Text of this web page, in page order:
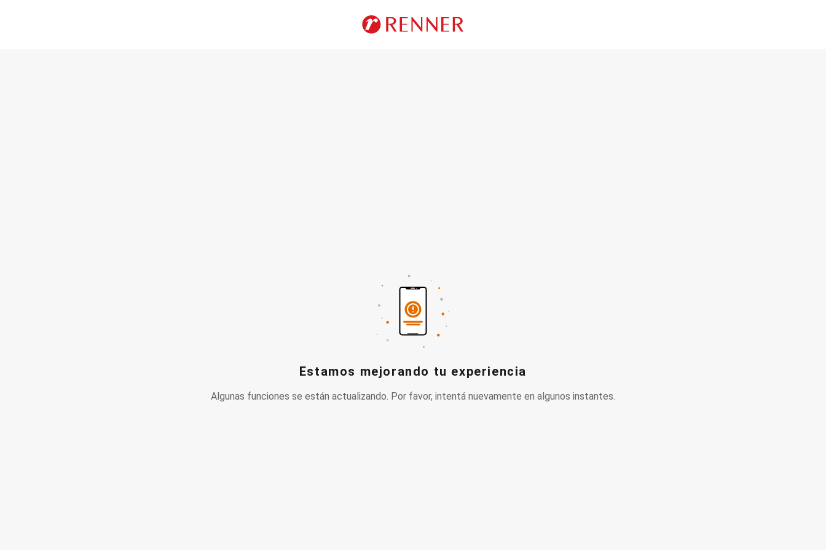
Estamos mejorando tu experiencia
Algunas funciones se están actualizando. Por favor, intentá nuevamente en algunos instantes.